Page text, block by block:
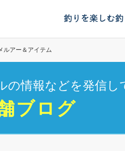
釣りを楽しむ釣
ルアー＆アイテム
の情報などを発信し
ブログ